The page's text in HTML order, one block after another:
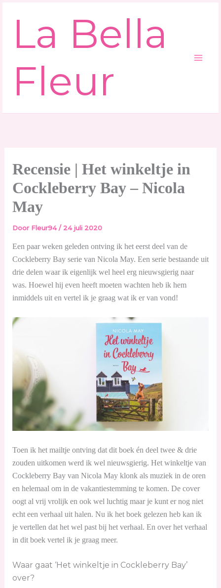
naar
inhoudLa Bella
Fleur
Recensie | Het winkeltje in
Cockleberry Bay – Nicola
May
Door Fleur94/ 24 juli 2020
Een paar weken geleden ontving ik het eerst deel van de
Cockleberry Bay serie van Nicola May. Een serie bestaande uit
drie delen waar ik eigenlijk wel heel erg nieuwsgierig naar
was. Hoewel hij even heeft moeten wachten heb ik hem
inmiddels uit en vertel ik je graag wat ik er van vond!
Toen ik het mailtje ontving dat dit boek én deel twee & drie
zouden uitkomen werd ik wel nieuwsgierig. Het winkeltje van
Cockleberry Bay van Nicola May klonk als muziek in de oren
en helemaal om in de vakantiestemming te komen. De cover
oogt al vrij vrolijk en ook wel luchtig maar je kunt er nog niet
echt een verhaal uit halen. Nu ik het boek gelezen heb kan ik
je vertellen dat het wel past bij het verhaal. En over het verhaal
in dit boek vertel ik je graag meer.
Waar gaat ‘Het winkeltje in Cockleberry Bay’
over?